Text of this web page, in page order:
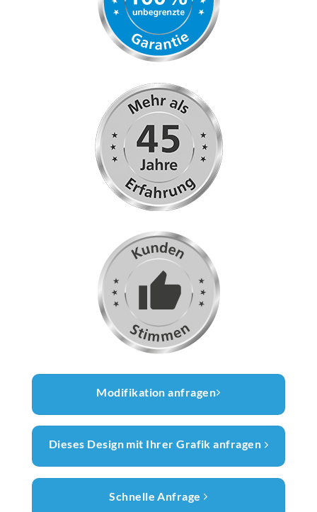
Modifikation anfragen
Dieses Design mit Ihrer Grafik anfragen
Schnelle Anfrage